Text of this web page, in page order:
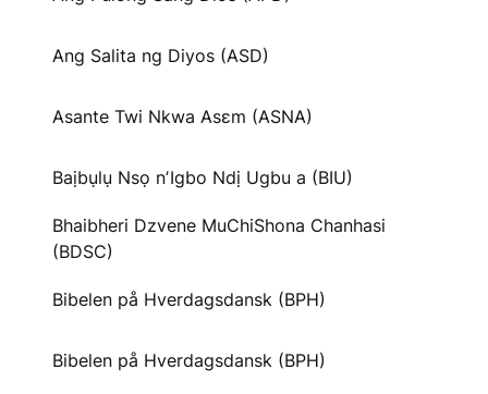
Ang Salita ng Diyos (ASD)
Asante Twi Nkwa Asɛm (ASNA)
Baịbụlụ Nsọ nʼIgbo Ndị Ugbu a (BIU)
Bhaibheri Dzvene MuChiShona Chanhasi
(BDSC)
Bibelen på Hverdagsdansk (BPH)
Bibelen på Hverdagsdansk (BPH)